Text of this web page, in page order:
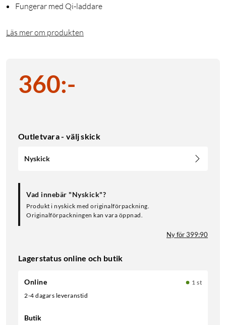
Fungerar med Qi-laddare
Läs mer om produkten
360:-
Outletvara - välj skick
Nyskick
Vad innebär "Nyskick"?
Produkt i nyskick med originalförpackning.
Originalförpackningen kan vara öppnad.
Ny för 399:90
Lagerstatus online och butik
Online
1 st
2-4 dagars leveranstid
Butik